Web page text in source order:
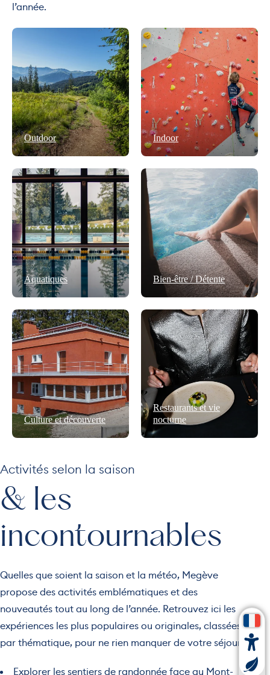
l’année.
Outdoor Indoor
Aquatiques Bien-être / Détente
Culture et découverte
Restaurants et vie
nocturne
Activités selon la saison
& les
incontournables
Quelles que soient la saison et la météo, Megève
propose des activités emblématiques et des
nouveautés tout au long de l’année. Retrouvez ici les
expériences les plus populaires ou originales, classées
par thématique, pour ne rien manquer de votre séjour.
Explorer les sentiers de randonnée face au Mont-